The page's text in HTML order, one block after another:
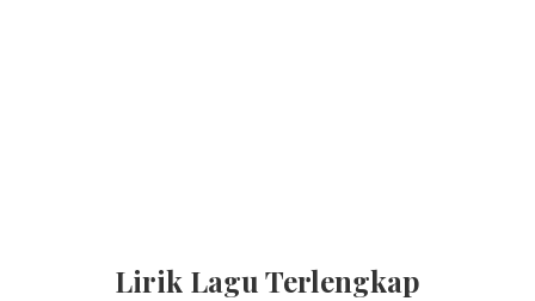
Lirik Lagu Terlengkap